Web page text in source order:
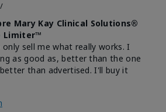
Mary Kay Clinical Solutions®
Limiter™
sell me what really works. I
as good as, better than the one
than advertised. I'll buy it